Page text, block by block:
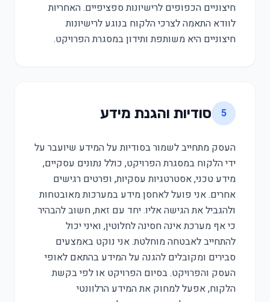
חיצוניים הכפופים לרישיונות ספציפיים. האחריות
לוודא התאמה לצרכי הלקוח בנוגע לרישיונות
חיצוניים היא משותפת ותידון במסגרת הפרויקט.
5 סודיות והגנת מידע
העסק מתחייב לשמור בסודיות על המידע שיועבר על
ידי הלקוח במסגרת הפרויקט, כולל נתונים עסקיים,
מידע טכני, אסטרטגיות עסקיות, ופרטים רגישים
אחרים. אני פועל לאחסן מידע במערכות מאובטחות
ולהגביל את הגישה אליו. יחד עם זאת, חשוב להבהיר
כי אף מערכת אינה חסינה לחלוטין, ואיני יכול
להתחייב לאבטחה מוחלטת. אני נוקט באמצעים
סבירים ומקובלים להגנה על המידע בהתאם לאופי
העסק והפרויקט. בסיום הפרויקט או לפי בקשת
הלקוח, אפעל למחוק את המידע הרלוונטי